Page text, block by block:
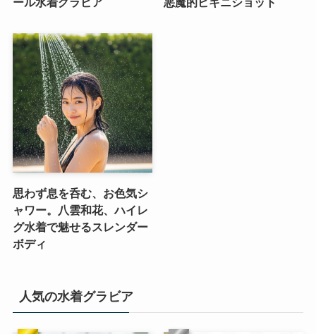
思わず息を呑む、お色気シ
ャワー。八雲和花、ハイレ
グ水着で魅せるスレンダー
ボディ
人気の水着グラビア